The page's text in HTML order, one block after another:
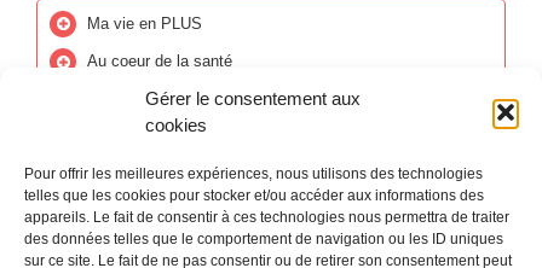
Gérer le consentement aux
cookies
Pour offrir les meilleures expériences, nous utilisons des technologies
telles que les cookies pour stocker et/ou accéder aux informations des
appareils. Le fait de consentir à ces technologies nous permettra de traiter
des données telles que le comportement de navigation ou les ID uniques
sur ce site. Le fait de ne pas consentir ou de retirer son consentement peut
Ma vie en PLUS
Au coeur de la santé